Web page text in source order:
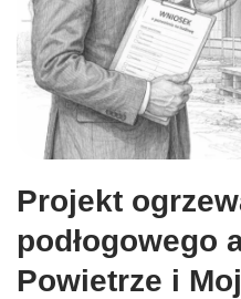
Projekt
podłogowego
Powietrze i